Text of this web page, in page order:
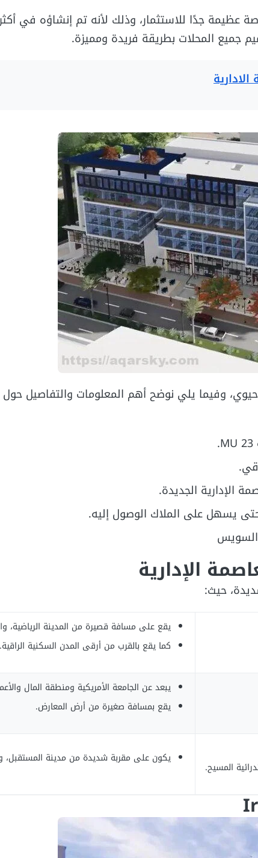
جدًا للاستثمار، وذلك لأنه تم إنشاؤه في
جميع المحلات بطريقة فريدة ومميزة.
وفيما يلي نوضح أهم المعلومات والتفاصيل
الإدارية الجديدة.
يسهل على الملاك الوصول إليه.
السويس
الإدارية
حيث:
يقع على مسافة قصيرة من المدينة الرياضية،
كما يقع بالقرب من أرقى المدن السكنية الراقية.
يبعد عن الجامعة الأمريكية ومنطقة المال
يقع بمسافة صغيرة من أرض المعارض.
المسيح.
يكون على مقربة شديدة من مدينة المستقبل،